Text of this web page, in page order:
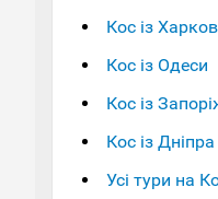
Кос із
Кос із Одеси
Кос із
Кос із Дніпра
Усі тури на